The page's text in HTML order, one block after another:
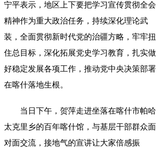
宁平表示 ， 地区上下要把学习宣传贯彻全会
精神作为重大政治任务，持续深化理论武
装 ， 全面贯彻新时代党的治疆方略，牢牢扭
住总目标 ， 深化拓展党史学习教育，扎实做
好稳定发展各项工作 ， 推动党中央决策部署
在喀什落地生根。
当日下午 ， 贺萍走进坐落在喀什市帕哈
太克里乡的百年喀什馆，与基层干部群众面
对面交流 ， 接地气的宣讲让大家倍感振